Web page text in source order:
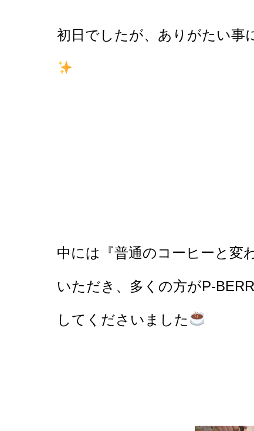
初日でしたが、ありがたい事
中には『普通のコーヒーと変
いただき、多くの方がP-
してくださいました